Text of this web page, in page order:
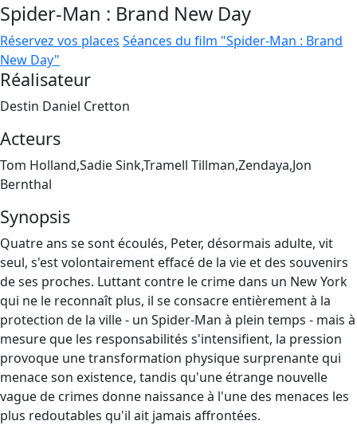
Spider-Man : Brand New Day
Réservez vos places Séances du film "Spider-Man : Brand
New Day"
Réalisateur
Destin Daniel Cretton
Acteurs
Tom Holland,Sadie Sink,Tramell Tillman,Zendaya,Jon
Bernthal
Synopsis
Quatre ans se sont écoulés, Peter, désormais adulte, vit
seul, s'est volontairement effacé de la vie et des souvenirs
de ses proches. Luttant contre le crime dans un New York
qui ne le reconnaît plus, il se consacre entièrement à la
protection de la ville - un Spider-Man à plein temps - mais à
mesure que les responsabilités s'intensifient, la pression
provoque une transformation physique surprenante qui
menace son existence, tandis qu'une étrange nouvelle
vague de crimes donne naissance à l'une des menaces les
plus redoutables qu'il ait jamais affrontées.